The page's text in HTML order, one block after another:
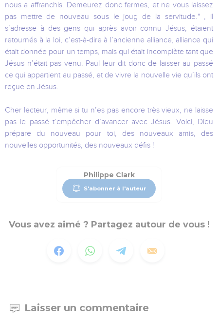
nous a affranchis. Demeurez donc fermes, et ne vous laissez
pas mettre de nouveau sous le joug de la servitude." , il
s’adresse à des gens qui après avoir connu Jésus, étaient
retournés à la loi, c’est-à-dire à l’ancienne alliance, alliance qui
était donnée pour un temps, mais qui était incomplète tant que
Jésus n’était pas venu. Paul leur dit donc de laisser au passé
ce qui appartient au passé, et de vivre la nouvelle vie qu’ils ont
reçue en Jésus.
Cher lecteur, même si tu n’es pas encore très vieux, ne laisse
pas le passé t’empêcher d’avancer avec Jésus. Voici, Dieu
prépare du nouveau pour toi, des nouveaux amis, des
nouvelles opportunités, des nouveaux défis !
Philippe Clark
S'abonner à l'auteur
Vous avez aimé ? Partagez autour de vous !
Laisser un commentaire